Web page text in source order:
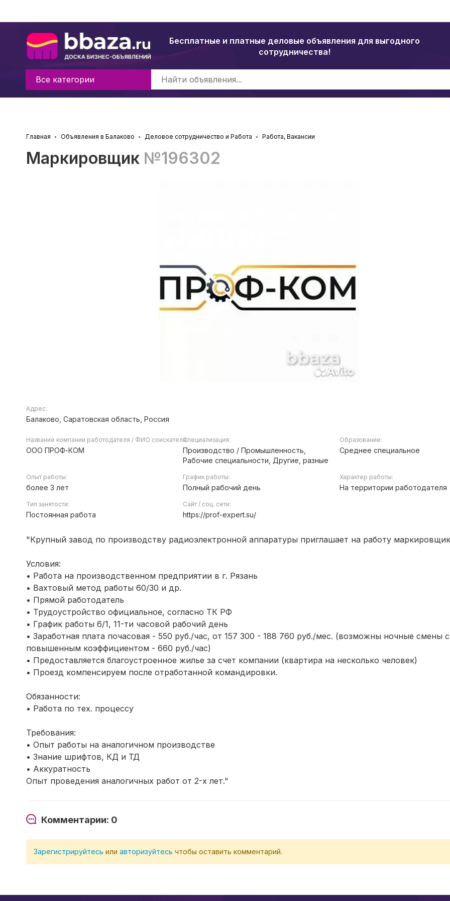
Бесплатные и платные деловые объявления для выгодного
сотрудничества!
Все категории
Главная Объявления в Балаково Деловое сотрудничество и Работа Работа, Вакансии
Маркировщик №196302
Адрес:
Балаково, Саратовская область, Россия
Название компании работодателя / ФИО соискателя:
ООО ПРОФ-КОМ
Специализация:
Производство / Промышленность,
Рабочие специальности, Другие, разные
Образование:
Среднее специальное
Опыт работы:
более 3 лет
График работы:
Полный рабочий день
Характер работы:
На территории работодателя
Тип занятости:
Постоянная работа
Сайт / соц. сети:
https://prof-expert.su/
"Крупный завод по производству радиоэлектронной аппаратуры приглашает на работу
Условия:
• Работа на производственном предприятии в г. Рязань
• Вахтовый метод работы 60/30 и др.
• Прямой работодатель
• Трудоустройство официальное, согласно ТК РФ
• График работы 6/1, 11-ти часовой рабочий день
• Заработная плата почасовая - 550 руб./час, от 157 300 - 188 760 руб./мес. (возможны ночные смены с
повышенным коэффициентом - 660 руб./час)
• Предоставляется благоустроенное жилье за счет компании (квартира на несколько человек)
• Проезд компенсируем после отработанной командировки.
Обязанности:
• Работа по тех. процессу
Требования:
• Опыт работы на аналогичном производстве
• Знание шрифтов, КД и ТД
• Аккуратность
Опыт проведения аналогичных работ от 2-х лет."
Комментарии: 0
Зарегистрируйтесь или авторизуйтесь чтобы оставить комментарий.